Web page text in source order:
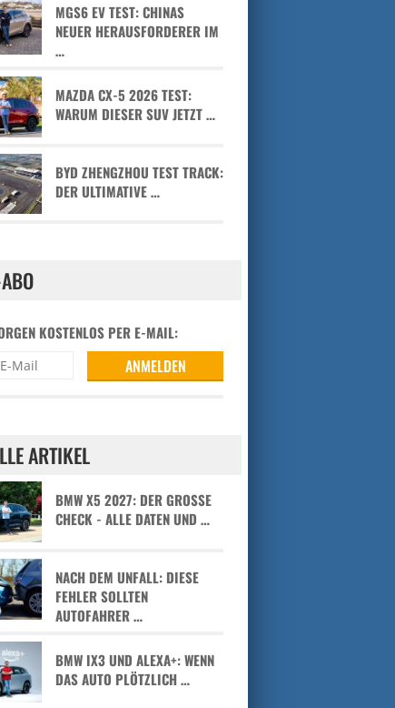
MGS6 EV TEST: CHINAS
NEUER HERAUSFORDERER IM
…
MAZDA CX-5 2026 TEST:
WARUM DIESER SUV JETZT …
BYD ZHENGZHOU TEST TRACK:
DER ULTIMATIVE …
KOSTENLOS PER E-MAIL:
ARTIKEL
BMW X5 2027: DER GROSSE C
HECK - ALLE DATEN UND …
NACH DEM UNFALL: DIESE
FEHLER SOLLTEN
AUTOFAHRER …
BMW IX3 UND ALEXA+: WENN
DAS AUTO PLÖTZLICH …